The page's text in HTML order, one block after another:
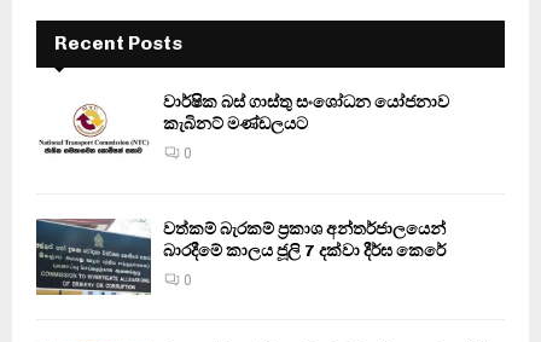
Recent Posts
වාර්ෂික බස් ගාස්තු සංශෝධන යෝජනාව
කැබිනට් මණ්ඩලයට
0
වත්කම් බැරකම් ප්‍රකාශ අන්තර්ජාලයෙන්
බාරදීමේ කාලය ජූලි 7 දක්වා දීර්ඝ කෙරේ
0